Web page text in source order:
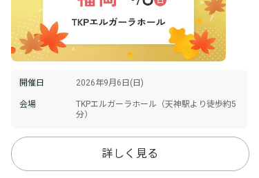
開催日 2026年9月6日(日)
会場
TKPエルガーラホール（天神駅より徒歩約5
分）
詳しく見る